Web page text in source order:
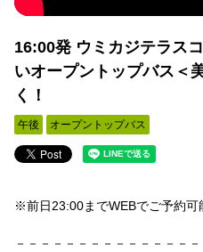
16:00発 ウミカジテラス
いオープントップバス＜
く！
午後 オープントップバス
※前日23:00までWEBでご予約可
－－－－－－－－－－－－－－－